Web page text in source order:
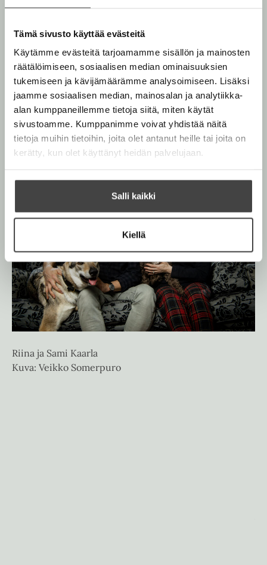
Tämä sivusto käyttää evästeitä
Käytämme evästeitä tarjoamamme sisällön ja mainosten
räätälöimiseen, sosiaalisen median ominaisuuksien
tukemiseen ja kävijämäärämme analysoimiseen. Lisäksi
jaamme sosiaalisen median, mainosalan ja analytiikka-
alan kumppaneillemme tietoja siitä, miten käytät
sivustoamme. Kumppanimme voivat yhdistää näitä
tietoja muihin tietoihin, joita olet antanut heille tai joita on
kerätty, kun olet käyttänyt heidän palvelujaan.
Salli kaikki
Kiellä
e
n
l
h
t
e
e
n
l
l
h
i
n
a
j
a
S
a
m
i
K
a
a
Anders Vacklin
Lue lisää tekijästä
A
n
d
e
r
s
V
a
k
t
k
u
v
a
t
t
k
u
v
a
t
Riina ja Sami Kaarla
Kuva: Veikko Somerpuro